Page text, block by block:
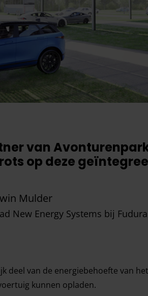
van
op deze
Mulder
New Energy Systems bij Fudura
deel van de energiebehoefte van
kunnen opladen.